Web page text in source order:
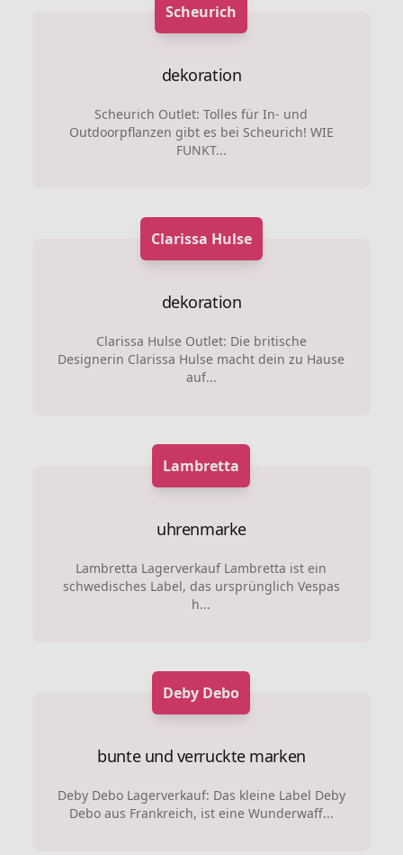
Scheurich
dekoration
Scheurich Outlet: Tolles für In- und
Outdoorpflanzen gibt es bei Scheurich! WIE
FUNKT...
Clarissa Hulse
dekoration
Clarissa Hulse Outlet: Die britische
Designerin Clarissa Hulse macht dein zu Hause
auf...
Lambretta
uhrenmarke
Lambretta Lagerverkauf Lambretta ist ein
schwedisches Label, das ursprünglich Vespas
h...
Deby Debo
bunte und verruckte marken
Deby Debo Lagerverkauf: Das kleine Label Deby
Debo aus Frankreich, ist eine Wunderwaff...